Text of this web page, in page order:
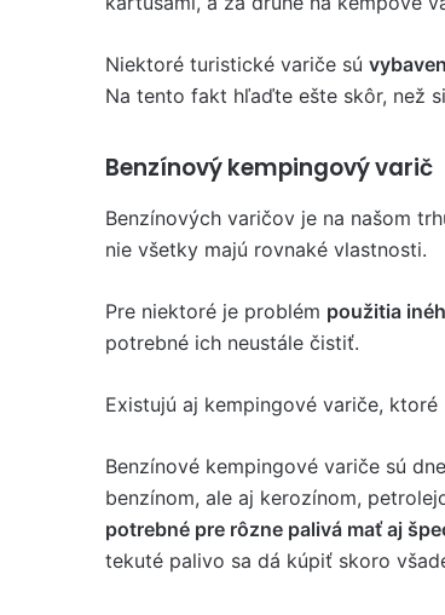
Niektoré turistické variče sú
Na tento fakt hľaďte ešte skôr, než
Benzínový kempingový varič
Benzínových varičov je na našom
nie všetky majú rovnaké vlastnosti.
Pre niektoré je problém použitia
potrebné ich neustále čistiť.
Existujú aj kempingové variče,
Benzínové kempingové variče sú
benzínom, ale aj kerozínom,
potrebné pre rôzne palivá mať aj
tekuté palivo sa dá kúpiť skoro